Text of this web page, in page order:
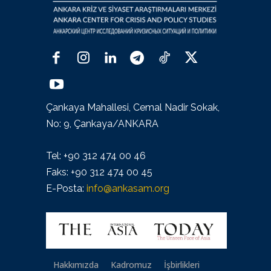
Çankaya Mahallesi, Cemal Nadir Sokak,
No: 9, Çankaya/ANKARA
Tel: +90 312 474 00 46
Faks: +90 312 474 00 45
E-Posta: info@ankasam.org
Hakkımızda Kadromuz İşbirlikleri